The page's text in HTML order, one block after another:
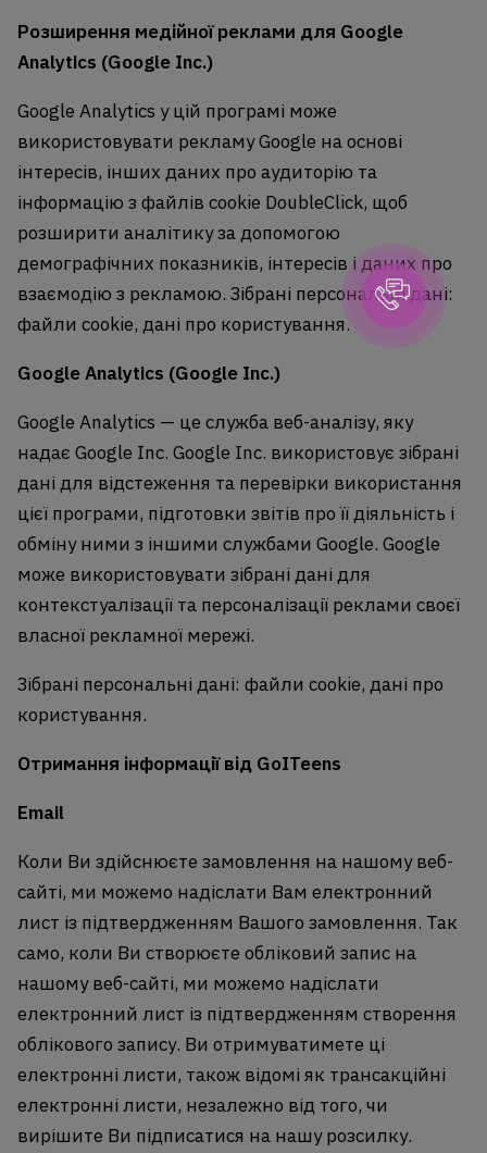
Розширення медійної реклами для Google
Analytics (Google Inc.)
Google Analytics у цій програмі може
використовувати рекламу Google на основі
інтересів, інших даних про аудиторію та
інформацію з файлів cookie DoubleClick, щоб
розширити аналітику за допомогою
демографічних показників, інтересів і даних про
взаємодію з рекламою. Зібрані персональні дані:
файли cookie, дані про користування.
Google Analytics (Google Inc.)
Google Analytics — це служба веб-аналізу, яку
надає Google Inc. Google Inc. використовує зібрані
дані для відстеження та перевірки використання
цієї програми, підготовки звітів про її діяльність і
обміну ними з іншими службами Google. Google
може використовувати зібрані дані для
контекстуалізації та персоналізації реклами своєї
власної рекламної мережі.
Зібрані персональні дані: файли cookie, дані про
користування.
Отримання інформації від GoITeens
Email
Коли Ви здійснюєте замовлення на нашому веб-
сайті, ми можемо надіслати Вам електронний
лист із підтвердженням Вашого замовлення. Так
само, коли Ви створюєте обліковий запис на
нашому веб-сайті, ми можемо надіслати
електронний лист із підтвердженням створення
облікового запису. Ви отримуватимете ці
електронні листи, також відомі як трансакційні
електронні листи, незалежно від того, чи
вирішите Ви підписатися на нашу розсилку.